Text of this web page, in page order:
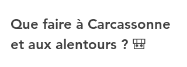
Que faire à Carcassonne
et aux alentours ? 🎒